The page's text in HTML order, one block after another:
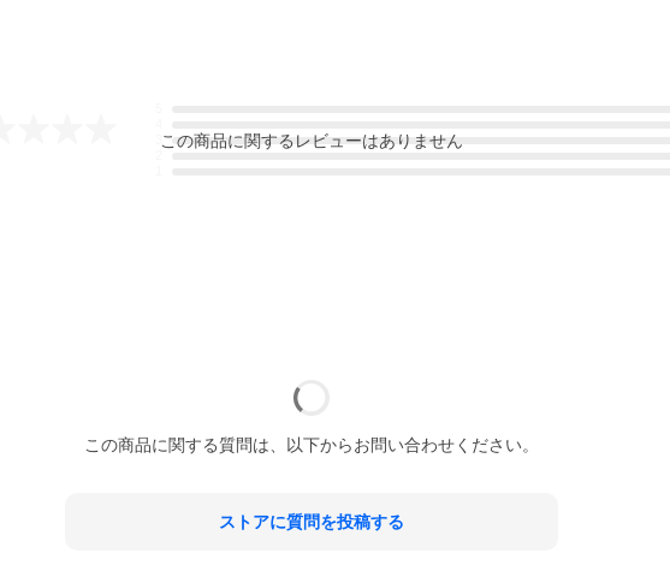
この商品に関するレビューはありません
この商品に関する質問は、以下からお問い合わせください。
ストアに質問を投稿する